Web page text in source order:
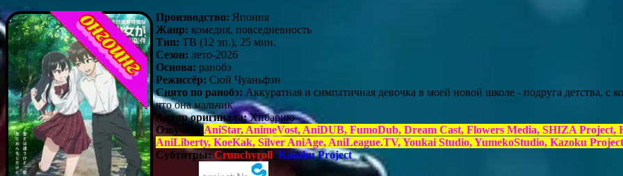
Производство: Япония
Жанр: комедия, повседневность
Тип: ТВ (12 эп.), 25 мин.
Сезон: лето-2026
Основа: ранобэ
Режиссёр: Сюй Чуаньфэн
Снято по ранобэ: Аккуратная и симпатичная девочка в моей новой школе - подруга детства, с
что она мальчик
Автор оригинала:Хибарию
Озвучка:AniStar, AnimeVost, AniDUB, FumoDub, Dream Cast, Flowers Media, SHIZA
AniLiberty, KoeKak, Silver AniAge, AniLeague.TV, Youkai Studio, YumekoStudio, Kazoku
Субтитры:Crunchyroll,Kazoku Project